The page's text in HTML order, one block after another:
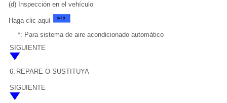
(d) Inspección en el vehículo
Haga clic aquí
*: Para sistema de aire acondicionado automático
SIGUIENTE
6. REPARE O SUSTITUYA
SIGUIENTE